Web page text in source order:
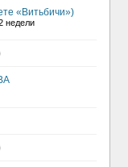
«Витьбичи»)